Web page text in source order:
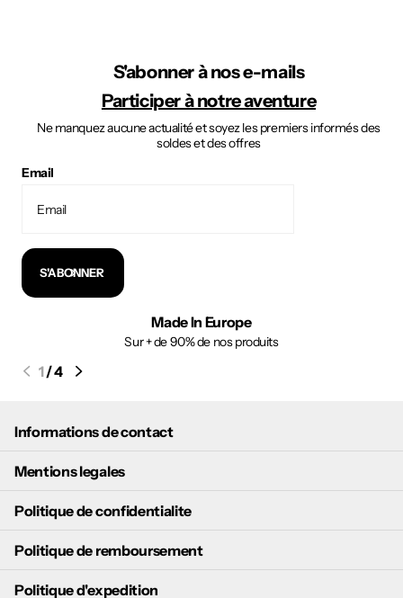
S'abonner à nos e-mails
Participer à notre aventure
Ne manquez aucune actualité et soyez les premiers informés des
soldes et des offres
Email
S'ABONNER
Made In Europe
Sur + de 90% de nos produits
1/4
Informations de contact
Mentions legales
Politique de confidentialite
Politique de remboursement
Politique d'expedition